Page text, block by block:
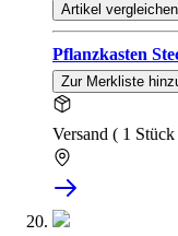
Artikel vergleichen
Pflanzkasten
Zur Merkliste
Versand ( 1 Stück